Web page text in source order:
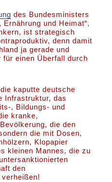
des Bundesministers
und Heimat“,
ist strategisch
denn damit
ja gerade und
einen Überfall durch
kaputte deutsche
Infrastruktur, das
, Bildungs- und
kranke,
die den
die mit Dosen,
Klopapier
kleinen Mannes, die zu
den